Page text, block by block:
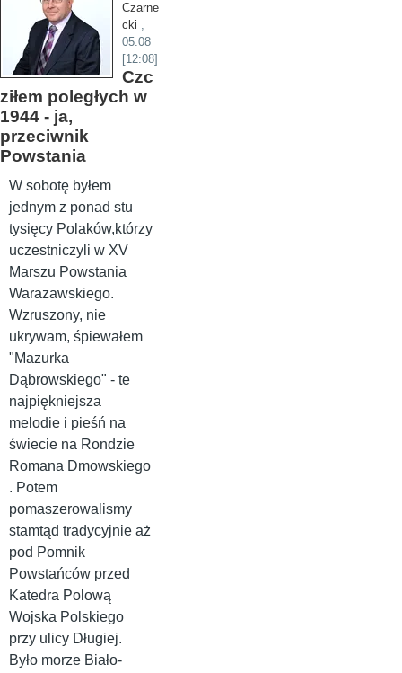
Czarne
cki ,
05.08
[12:08]
Czc
ziłem poległych w
1944 - ja,
przeciwnik
Powstania
W sobotę byłem
jednym z ponad stu
tysięcy Polaków,którzy
uczestniczyli w XV
Marszu Powstania
Warazawskiego.
Wzruszony, nie
ukrywam, śpiewałem
"Mazurka
Dąbrowskiego" - te
najpiękniejsza
melodie i pieśń na
świecie na Rondzie
Romana Dmowskiego
. Potem
pomaszerowalismy
stamtąd tradycyjnie aż
pod Pomnik
Powstańców przed
Katedra Polową
Wojska Polskiego
przy ulicy Długiej.
Było morze Biało-